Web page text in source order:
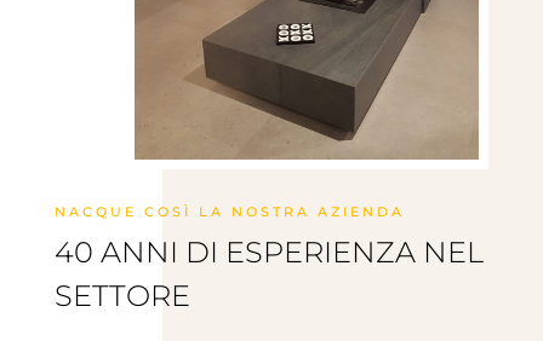
NACQUE COSÌ LA NOSTRA AZIENDA
40 ANNI DI ESPERIENZA NEL
SETTORE